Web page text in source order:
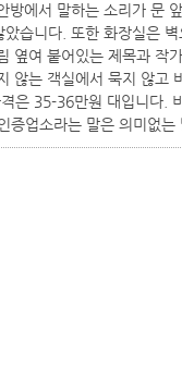
에서 말하는 소리가 문
습니다. 또한 화장실은
옆여 붙어있는 제목과
않는 객실에서 묵지 않
은 35-36만원 대입니다.
업소라는 말은 의미없